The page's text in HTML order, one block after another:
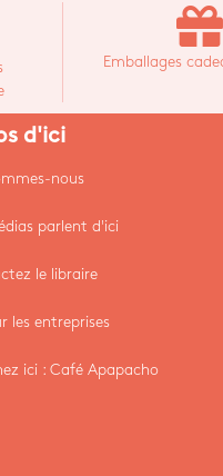
Emballages
d'ici
nous
parlent d'ici
le libraire
les entreprises
ici : Café Apapacho